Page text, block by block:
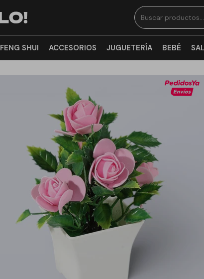
FENG SHUI ACCESORIOS JUGUETERÍA BEBÉ